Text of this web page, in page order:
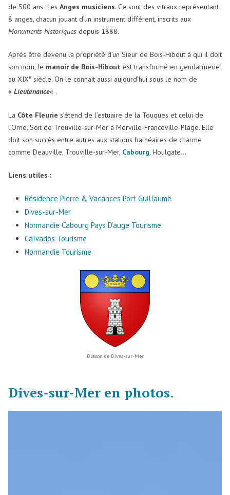
de 500 ans : les Anges musiciens. Ce sont des vitraux représentant
8 anges, chacun jouant d’un instrument différent, inscrits aux
Monuments historiques depuis 1888.
Après être devenu la propriété d’un Sieur de Bois-Hibout à qui il doit
son nom, le manoir de Bois-Hibout est transformé en gendarmerie
au XIXe siècle. On le connait aussi aujourd’hui sous le nom de
« Lieutenance« .
La Côte Fleurie s’étend de l’estuaire de la Touques et celui de
l’Orne. Soit de Trouville-sur-Mer à Merville-Franceville-Plage. Elle
doit son succès entre autres aux stations balnéaires de charme
comme Deauville, Trouville-sur-Mer, Cabourg, Houlgate…
Liens utiles :
Résidence Pierre & Vacances Port Guillaume
Dives-sur-Mer
Normandie Cabourg Pays D’auge Tourisme
Calvados Tourisme
Normandie Tourisme
Blason de Dives-sur-Mer
Dives-sur-Mer en photos.